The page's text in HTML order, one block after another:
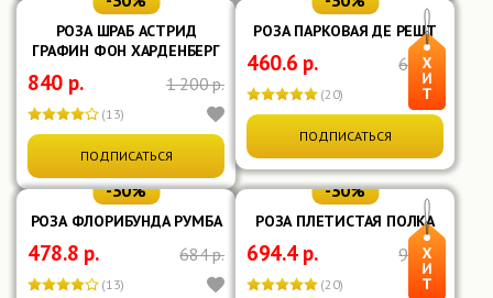
РОЗА ШРАБ АСТРИД
ГРАФИН ФОН ХАРДЕНБЕРГ
840 р. 1 200 р.
(13)
ПОДПИСАТЬСЯ
РОЗА ПАРКОВАЯ ДЕ РЕШТ
460.6 р. 658 р.
(20)
ПОДПИСАТЬСЯ
-30%
РОЗА ФЛОРИБУНДА РУМБА
478.8 р. 684 р.
(13)
-30%
РОЗА ПЛЕТИСТАЯ ПОЛКА
694.4 р. 992 р.
(20)